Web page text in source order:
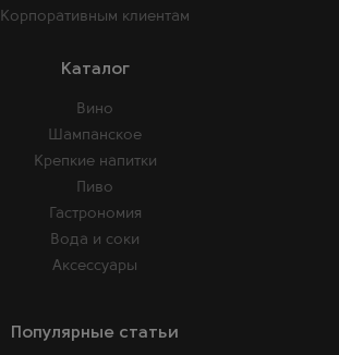
Корпоративным клиентам
Каталог
Вино
Шампанское
Крепкие напитки
Пиво
Гастрономия
Вода и соки
Аксессуары
Популярные статьи